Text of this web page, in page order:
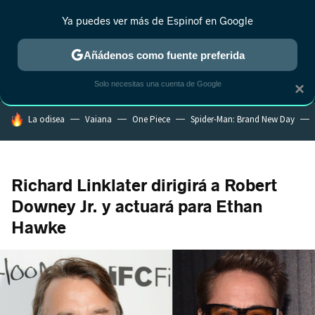
MENÚ NUEVO
ESTRENOS REALITY ANIME RANKINGS CINE
HOY SE HABLA DE
La odisea Vaiana One Piece Spider-Man: Brand New Day
Richard Linklater dirigirá a Robert
Downey Jr. y actuará para Ethan
Hawke
×
Ya puedes ver más de Espinof en Google
Añádenos como fuente preferida
Solo necesitas una cuenta de Google